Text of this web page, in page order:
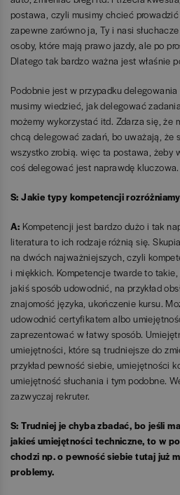
postawa, czyli musimy chcieć
zapewne zarówno ja, Ty i nasi
osoby, które mają prawo jazdy, ale po
Dlatego tak bardzo ważna jest właśnie
Podobnie jest w przypadku
musimy wiedzieć, jak delegować
możemy wykorzystać itd. Zdarza się, że
chcą delegować zadań, bo uważają, że
wszystko zrobią. więc ta postawa, żeby
coś delegować jest naprawdę kluczowa.
S: Jakie typy kompetencji
A: Kompetencji jest bardzo dużo i tak
literatura to ich rodzaje różnią się.
na dwóch najważniejszych, czyli
i miękkich. Kompetencje twarde to
jakiś sposób udowodnić, na przykład
znajomość języka, ukończenie kursu.
udowodnić certyfikatem albo
zaprezentować w łatwy sposób.
umiejętności, które są trudniejsze do
przykład pewność siebie, umiejętności
umiejętność słuchania i tym podobne.
zazwyczaj rekruter.
S: Trudniej je chyba zbadać, bo jeśli
jakieś umiejętności techniczne, to w
chodzi np. o pewność siebie tutaj już
problemy.